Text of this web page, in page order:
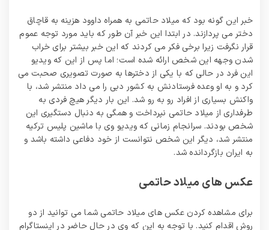
خبر این گونه بود که میلاد حاتمی به همراه داوود هزینه به قاچاق
دختر می پردازند. در ابتدا این خبر آن طور که باید مورد توجه عموم
قرار نگرفت زیرا برخی فکر می کردند که این خبر بیشتر برای خراب
شدن وجهه این شخص ارائه شده است؛ اما پس از این که ویدیو
این فرد در حالی که با یکی از دخترها به صورت تصویری صحبت می
کرد و به او وعده فرستادنش به کشور دبی را می داد منتشر شد، با
واکنش بسیاری از افراد رو به رو شد. این بار دیگر هیچ فردی به
طرفداری از میلاد حاتمی نپرداخت و همگی به دنبال دستگیری این
شخص بودند. سرانجام زمانی که ویدیو وی با ماشین پلیس ترکیه
منتشر شد، دیگر این شخص نتوانست از خود دفاعی داشته باشد و
به ایران بازگردانده شد.
عکس های میلاد حاتمی
برای مشاهده کردن عکس های میلاد حاتمی شما می توانید از دو
روش اقدام کنید. با توجه به این که وی در حال حاضر در اینستاگرام